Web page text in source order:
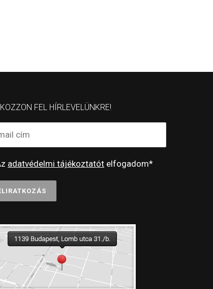
FEL HÍRLEVELÜNKRE!
adatvédelmi tájékoztatót elfogadom*